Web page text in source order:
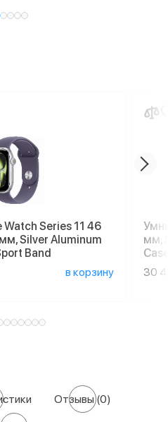
Series 11 46
Silver Aluminum
Band
в корзину
мм,
30
Отзывы(0)